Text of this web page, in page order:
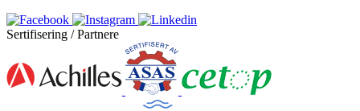
Sertifisering / Partnere